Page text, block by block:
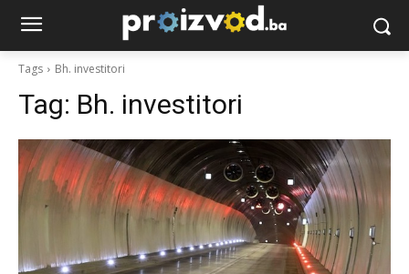
Tags Bh. investitori
Tag: Bh. investitori